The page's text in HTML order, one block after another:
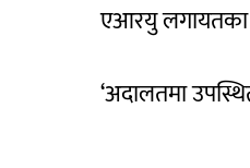
एआरयु लगायतका
‘अदालतमा